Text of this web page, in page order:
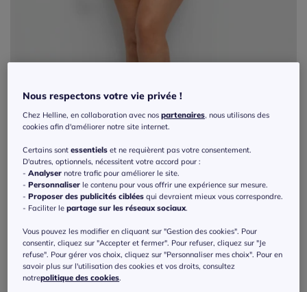
Exclu web
Maillot de bain bon. b, c, d, e, f
Couleur :noir
Nous respectons votre vie privée !
Chez Helline, en collaboration avec nospartenaires, nous utilisons des
cookies afin d'améliorer notre site internet.
Certains sontessentiels et ne requièrent pas votre consentement.
D'autres, optionnels, nécessitent votre accord pour :
-Analyser notre trafic pour améliorer le site.
-Personnaliser le contenu pour vous offrir une expérience sur mesure.
-Proposer des publicités ciblées qui devraient mieux vous correspondre.
- Faciliter lepartage sur les réseaux sociaux.
Vous pouvez les modifier en cliquant sur "Gestion des cookies". Pour
consentir, cliquez sur "Accepter et fermer". Pour refuser, cliquez sur "Je
refuse". Pour gérer vos choix, cliquez sur "Personnaliser mes choix". Pour en
savoir plus sur l'utilisation des cookies et vos droits, consultez
notrepolitique des cookies.